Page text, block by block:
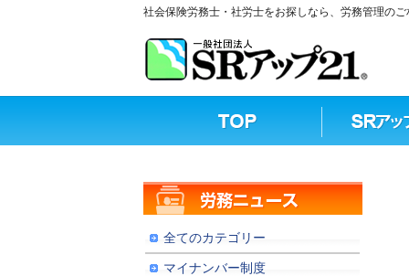
社会保険労務士・社労士をお探しなら、労務管理の
全てのカテゴリー
マイナンバー制度